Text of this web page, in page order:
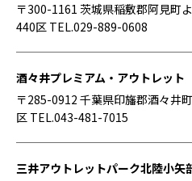
〒300-1161 茨城県稲敷郡阿見町
440区 TEL.029-889-0608
酒々井プレミアム・アウトレット
〒285-0912 千葉県印旛郡酒々井
区 TEL.043-481-7015
三井アウトレットパーク北陸小矢